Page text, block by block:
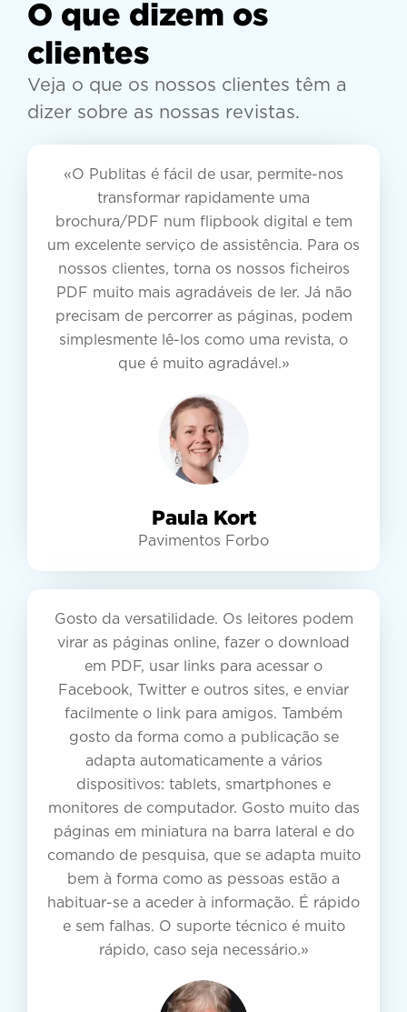
O que dizem os
clientes
Veja o que os nossos clientes têm a
dizer sobre as nossas revistas.
«O Publitas é fácil de usar, permite-nos
transformar rapidamente uma
brochura/PDF num flipbook digital e tem
um excelente serviço de assistência. Para os
nossos clientes, torna os nossos ficheiros
PDF muito mais agradáveis de ler. Já não
precisam de percorrer as páginas, podem
simplesmente lê-los como uma revista, o
que é muito agradável.»
Paula Kort
Pavimentos Forbo
Gosto da versatilidade. Os leitores podem
virar as páginas online, fazer o download
em PDF, usar links para acessar o
Facebook, Twitter e outros sites, e enviar
facilmente o link para amigos. Também
gosto da forma como a publicação se
adapta automaticamente a vários
dispositivos: tablets, smartphones e
monitores de computador. Gosto muito das
páginas em miniatura na barra lateral e do
comando de pesquisa, que se adapta muito
bem à forma como as pessoas estão a
habituar-se a aceder à informação. É rápido
e sem falhas. O suporte técnico é muito
rápido, caso seja necessário.»